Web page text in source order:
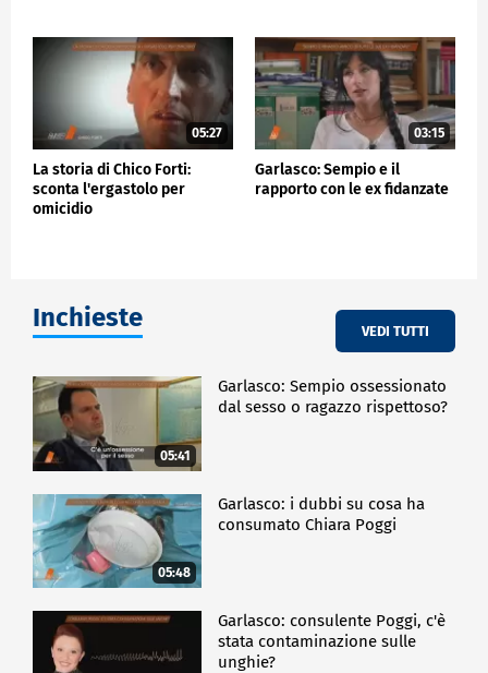
05:27
La storia di Chico Forti:
sconta l'ergastolo per
omicidio
03:15
Garlasco: Sempio e il
rapporto con le ex fidanzate
Inchieste VEDI TUTTI
05:41
Garlasco: Sempio ossessionato
dal sesso o ragazzo rispettoso?
05:48
Garlasco: i dubbi su cosa ha
consumato Chiara Poggi
Garlasco: consulente Poggi, c'è
stata contaminazione sulle
unghie?